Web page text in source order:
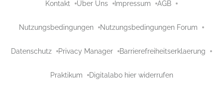
Kontakt Über Uns Impressum AGB
Nutzungsbedingungen Nutzungsbedingungen Forum
Datenschutz Privacy Manager Barrierefreiheitserklaerung
Praktikum Digitalabo hier widerrufen